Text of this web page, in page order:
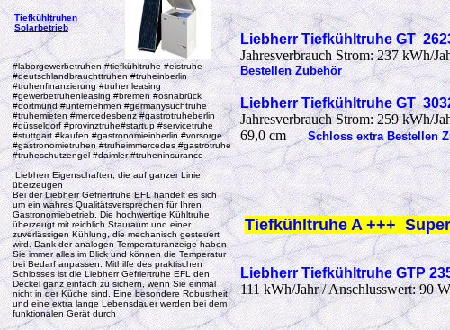
Tiefkühltruhen
Solarbetrieb
#laborgewerbetruhen #tiefkühltruhe #eistruhe
#deutschlandbrauchttruhen #truheinberlin
#truhenfinanzierung #truhenleasing
#gewerbetruhenleasing #bremen #osnabrück
#dortmund #unternehmen #germanysuchtruhe
#truhemieten #mercedesbenz #gastrotruheberlin
#düsseldorf #provinztruhe#startup #servicetruhe
#stuttgart #kaufen #gastronomieinberlin #vorsorge
#gastronomietruhen #truheimmercedes #gastrotruhe
#truheschutzengel #daimler #truheninsurance
Liebherr Eigenschaften, die auf ganzer Linie
überzeugen
Bei der Liebherr Gefriertruhe EFL handelt es sich
um ein wahres Qualitätsversprechen für Ihren
Gastronomiebetrieb. Die hochwertige Kühltruhe
überzeugt mit reichlich Stauraum und einer
zuverlässigen Kühlung, die mechanisch gesteuert
wird. Dank der analogen Temperaturanzeige haben
Sie immer alles im Blick und können die Temperatur
bei Bedarf anpassen. Mithilfe des praktischen
Schlosses ist die Liebherr Gefriertruhe EFL den
Deckel ganz einfach zu sichern, wenn Sie einmal
nicht in der Küche sind. Eine besondere Robustheit
und eine extra lange Lebensdauer werden bei dem
funktionalen Gerät durch
Liebherr TiefkühltruheGT
Jahresverbrauch Strom: 237 kWh/
Bestellen Zubehör
Liebherr TiefkühltruheGT
Jahresverbrauch Strom: 259 kWh/
69,0 cm
Schloss extra Bestellen
Tiefkühltruhe A +++
Liebherr TiefkühltruheGTP
111 kWh/Jahr / Anschlusswert: 90